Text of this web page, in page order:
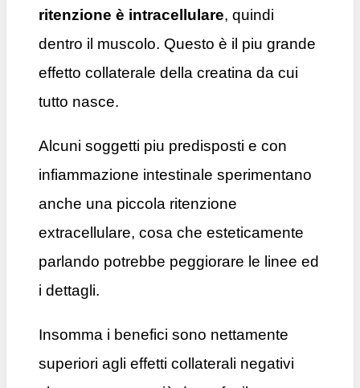
ritenzione è intracellulare, quindi
dentro il muscolo. Questo è il piu grande
effetto collaterale della creatina da cui
tutto nasce.
Alcuni soggetti piu predisposti e con
infiammazione intestinale sperimentano
anche una piccola ritenzione
extracellulare, cosa che esteticamente
parlando potrebbe peggiorare le linee ed
i dettagli.
Insomma i benefici sono nettamente
superiori agli effetti collaterali negativi